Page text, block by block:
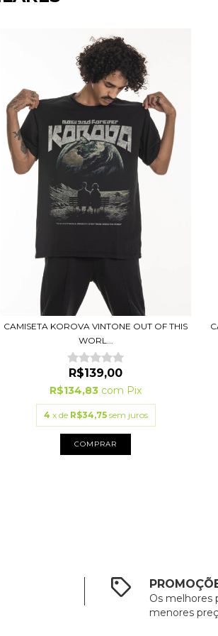
CAMISETA KOROVA VINTONE OUT OF THIS
WORL...
R$139,00
R$134,83 com Pix
4 x de R$34,75 sem juros
COMPRAR
Os melhores
menores